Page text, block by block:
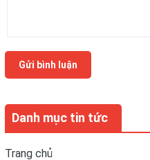
Danh mục tin tức
Trang chủ
Gửi bình luận